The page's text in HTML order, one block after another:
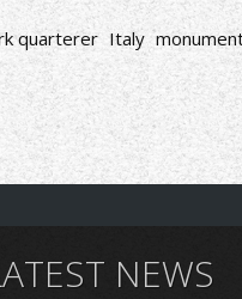
quarterer Italy
NEWS